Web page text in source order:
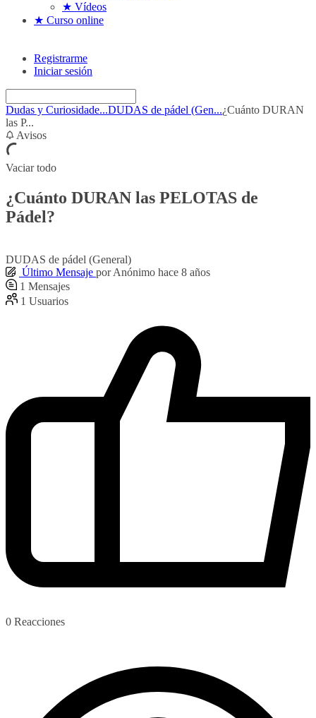
★ Vídeos
★ Curso online
Registrarme
Iniciar sesión
Dudas y Curiosidade...DUDAS de pádel (Gen...¿Cuánto DURAN
las P...
Avisos
Vaciar todo
¿Cuánto DURAN las PELOTAS de
Pádel?
DUDAS de pádel (General)
Último Mensaje por Anónimo hace 8 años
1 Mensajes
1 Usuarios
0 Reacciones